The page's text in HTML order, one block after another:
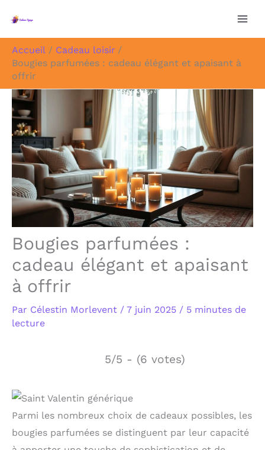
Accueil
Cadeau loisir
Bougies parfumées : cadeau élégant et apaisant à
offrir
Bougies parfumées :
cadeau élégant et apaisant
à offrir
Par Célestin Morlevent / 7 juin 2025 / 5 minutes de
lecture
5/5 - (6 votes)
Parmi les nombreux choix de cadeaux possibles, les
bougies parfumées se distinguent par leur capacité